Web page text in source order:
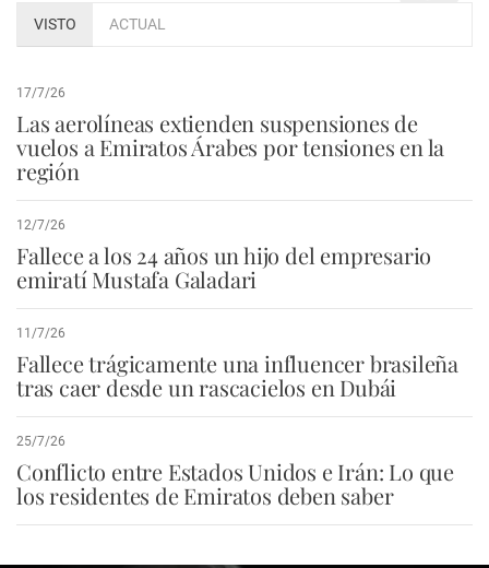
VISTO ACTUAL
17/7/26
Las aerolíneas extienden suspensiones de
vuelos a Emiratos Árabes por tensiones en la
región
12/7/26
Fallece a los 24 años un hijo del empresario
emiratí Mustafa Galadari
11/7/26
Fallece trágicamente una influencer brasileña
tras caer desde un rascacielos en Dubái
25/7/26
Conflicto entre Estados Unidos e Irán: Lo que
los residentes de Emiratos deben saber